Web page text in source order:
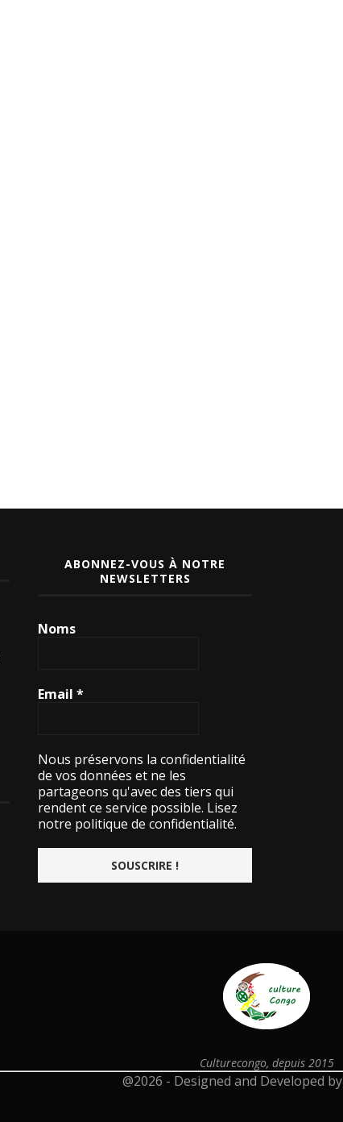
ABONNEZ-VOUS À NOTRE
NEWSLETTERS
Noms
Email*
Nous préservons la confidentialité
de vos données et ne les
partageons qu'avec des tiers qui
rendent ce service possible. Lisez
notre politique de confidentialité.
Culturecongo, depuis 2015
@2026 - Designed and Developed by